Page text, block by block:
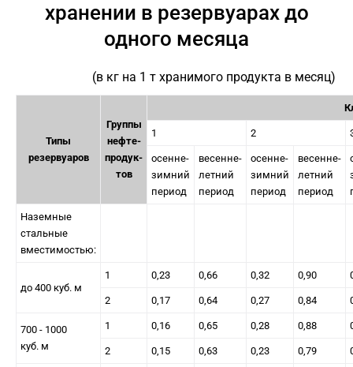
хранении в резервуарах до
одного месяца
(в кг на 1 т хранимого продукта в месяц)
Типы
резервуаров
Группы
нефте-
продук-
тов
1 2
осенне-
зимний
период
весенне-
летний
период
осенне-
зимний
период
весенне-
летний
период
Наземные
стальные
вместимостью:
до 400 куб. м
1 0,23 0,66 0,32 0,90
2 0,17 0,64 0,27 0,84
700 - 1000
куб. м
1 0,16 0,65 0,28 0,88
2 0,15 0,63 0,23 0,79